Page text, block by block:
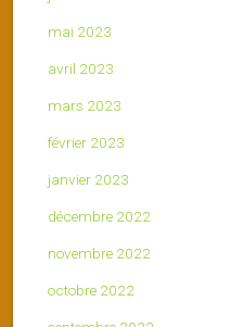
mai 2023
avril 2023
mars 2023
février 2023
janvier 2023
décembre 2022
novembre 2022
octobre 2022